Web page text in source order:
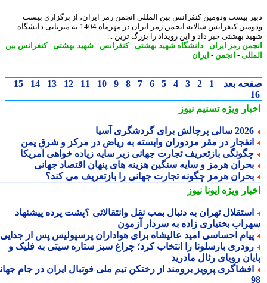
بیست ودومین کنفرانس بین المللی انجمن رمز ایران، از برگزاری بیست
ودومین کنفرانس سالانه انجمن رمز ایران در مهرماه 1404 به میزبانی دانشگاه
بهشتی خبر داد و این رویداد را بزرگ ترین ...
رمز ایران - دانشگاه شهید بهشتی-کنفرانس -شهید بهشتی-کنفرانس بین
-انجمن-ایران
بعد 1
2
3
4
5
6
7
8
9
10
11
12
13
14
15
ویژهتسنیم نیوز
سالی پرچالش برای گردشگری آسیا
در مقر مزدوران وابسته به ریاض در مرکز و شرق یمن
بازتعریف تجارت جهانی زیر سایه زیاده خواهی آمریکا
هرمز و سایه سنگین هزینه های پنهان اقتصاد جهانی
هرمز چگونه تجارت جهانی را بازتعریف می کند؟
ویژهایونا نیوز
تهران به دنبال بمب نقل وانتقالاتی ؟پشت پرده پیشنهاد
بختیاری زاده به سردار آزمون
احساسی امید عالیشاه برای هواداران پرسپولیس پس از جدایی
بارسلونا را انتخاب کرد؛ چراغ سبز ستاره سیتی به فلیک و
رویای رئال مادرید
پرویز برومند از رختکن تیم ملی فوتبال ایران در جام جهانی